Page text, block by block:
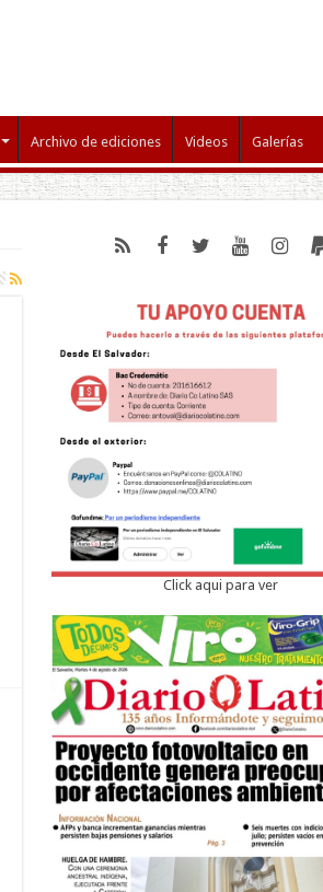
Archivo de ediciones Videos Galerías
Click aqui para ver